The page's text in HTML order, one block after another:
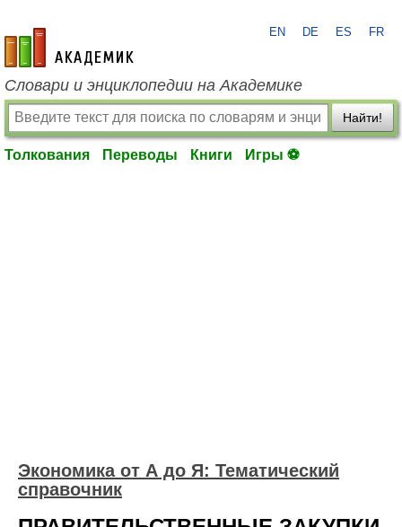
academic.ru
EN DE ES FR
Словари и энциклопедии на Академике
Найти!
Толкования Переводы Книги Игры ⚽
Экономика от А до Я: Тематический
справочник